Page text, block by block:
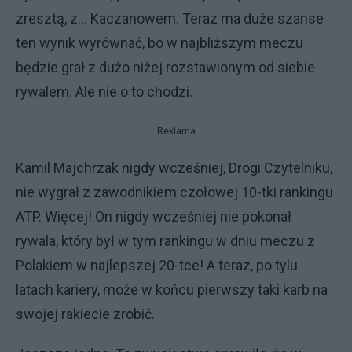
zresztą, z… Kaczanowem. Teraz ma duże szanse
ten wynik wyrównać, bo w najbliższym meczu
będzie grał z dużo niżej rozstawionym od siebie
rywalem. Ale nie o to chodzi.
Reklama
Kamil Majchrzak nigdy wcześniej, Drogi Czytelniku,
nie wygrał z zawodnikiem czołowej 10-tki rankingu
ATP. Więcej! On nigdy wcześniej nie pokonał
rywala, który był w tym rankingu w dniu meczu z
Polakiem w najlepszej 20-tce! A teraz, po tylu
latach kariery, może w końcu pierwszy taki karb na
swojej rakiecie zrobić.